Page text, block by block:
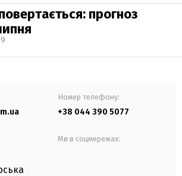
прогноз
Номер телефону:
+38 044 390 5077
Ми в соцмережах: